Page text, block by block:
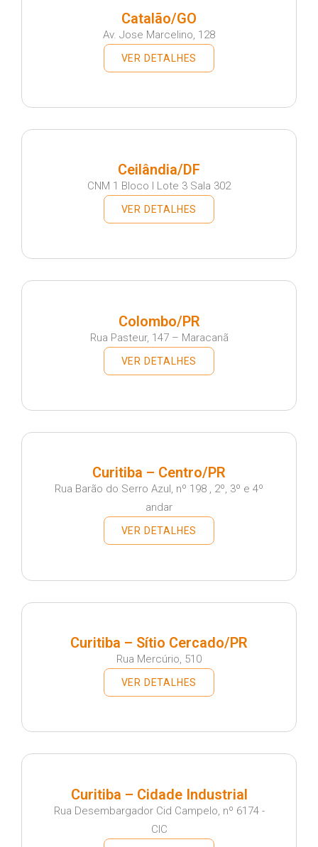
Catalão/GO
Av. Jose Marcelino, 128
VER DETALHES
Ceilândia/DF
CNM 1 Bloco I Lote 3 Sala 302
VER DETALHES
Colombo/PR
Rua Pasteur, 147 – Maracanã
VER DETALHES
Curitiba – Centro/PR
Rua Barão do Serro Azul, nº 198 , 2º, 3º e 4º
andar
VER DETALHES
Curitiba – Sítio Cercado/PR
Rua Mercúrio, 510
VER DETALHES
Curitiba – Cidade Industrial
Rua Desembargador Cid Campelo, nº 6174 -
CIC